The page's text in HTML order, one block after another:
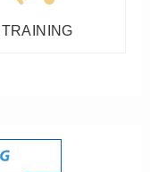
TRAINING